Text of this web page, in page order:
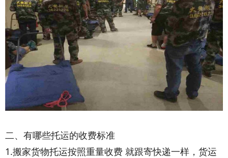
二、有哪些托运的收费标准
1.搬家货物托运按照重量收费 就跟寄快递一样，货运